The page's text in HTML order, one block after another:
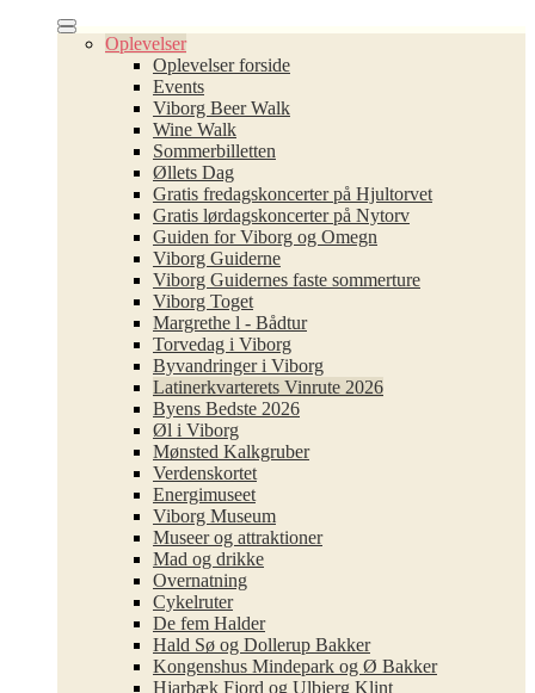
Oplevelser
Oplevelser forside
Events
Viborg Beer Walk
Wine Walk
Sommerbilletten
Øllets Dag
Gratis fredagskoncerter på Hjultorvet
Gratis lørdagskoncerter på Nytorv
Guiden for Viborg og Omegn
Viborg Guiderne
Viborg Guidernes faste sommerture
Viborg Toget
Margrethe l - Bådtur
Torvedag i Viborg
Byvandringer i Viborg
Latinerkvarterets Vinrute 2026
Byens Bedste 2026
Øl i Viborg
Mønsted Kalkgruber
Verdenskortet
Energimuseet
Viborg Museum
Museer og attraktioner
Mad og drikke
Overnatning
Cykelruter
De fem Halder
Hald Sø og Dollerup Bakker
Kongenshus Mindepark og Ø Bakker
Hjarbæk Fjord og Ulbjerg Klint
Wine Walk
Sommerbilletten
Øllets Dag
Gratis fredagskoncerter på
Gratis lørdagskoncerter på
Guiden for Viborg og Omegn
Viborg Guiderne
Viborg Guidernes faste
sommerture
Viborg Toget
Margrethe l - Bådtur
Torvedag i Viborg
Byvandringer i Viborg
Latinerkvarterets Vinrute 2026
Byens Bedste 2026
Sport og fritid
Liberale erhverv